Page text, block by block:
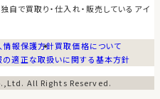
自で買取り・仕入れ・販売しているアイ
情報保護方針買取価格について
適正な取扱いに関する基本方針
All Rights Reserved.